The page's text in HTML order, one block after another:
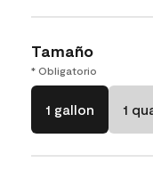
Tamaño
* Obligatorio
1 gallon 1